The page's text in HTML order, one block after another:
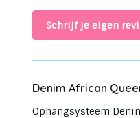
Schrijf je eigen
Denim African
Ophangsysteem